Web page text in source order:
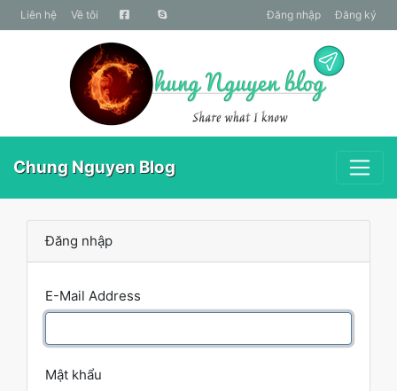
liên hệ Về tôi Đăng nhập Đăng ký
Chung Nguyen Blog
Đăng nhập
E-Mail Address
Mật khẩu